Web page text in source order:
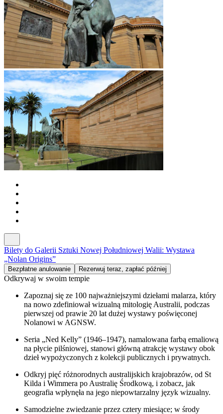
Bilety do Galerii Sztuki Nowej Południowej Walii: Wystawa
„Nolan Origins”
Bezpłatne anulowanie Rezerwuj teraz, zapłać później
Odkrywaj w swoim tempie
Zapoznaj się ze 100 najważniejszymi dziełami malarza, który
na nowo zdefiniował wizualną mitologię Australii, podczas
pierwszej od prawie 20 lat dużej wystawy poświęconej
Nolanowi w AGNSW.
Seria „Ned Kelly” (1946–1947), namalowana farbą emaliową
na płycie pilśniowej, stanowi główną atrakcję wystawy obok
dzieł wypożyczonych z kolekcji publicznych i prywatnych.
Odkryj pięć różnorodnych australijskich krajobrazów, od St
Kilda i Wimmera po Australię Środkową, i zobacz, jak
geografia wpłynęła na jego niepowtarzalny język wizualny.
Samodzielne zwiedzanie przez cztery miesiące; w środy